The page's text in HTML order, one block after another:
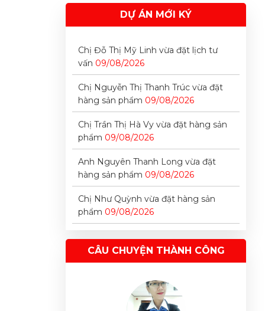
DỰ ÁN MỚI KÝ
hàng sản phẩm
09/08/2026
vấn
09/08/2026
Chị Nguyễn Thị Thanh Trúc vừa đặt
hàng sản phẩm 09/08/2026
Chị Trần Thị Hà Vy vừa đặt hàng sản
phẩm 09/08/2026
Anh Nguyên Thanh Long vừa đặt
hàng sản phẩm
09/08/2026
Chị Như Quỳnh vừa đặt hàng sản
phẩm
09/08/2026
Anh Cao Tiến Đạt vừa đặt hàng sản
Anh Nguyễn Trung Hiếu vừa đặt
Chị Đỗ Thị Mỹ Linh vừa đặt lịch tư
09/08/2026
CÂU CHUYỆN THÀNH CÔNG